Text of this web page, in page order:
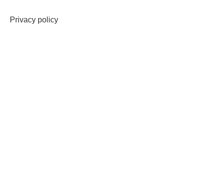
Privacy policy